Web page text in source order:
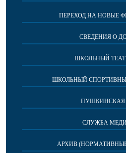
ПЕРЕХОД НА НОВЫЕ
СВЕДЕНИЯ О
ШКОЛЬНЫЙ
ШКОЛЬНЫЙ
ПУШКИНСКАЯ
СЛУЖБА
АРХИВ